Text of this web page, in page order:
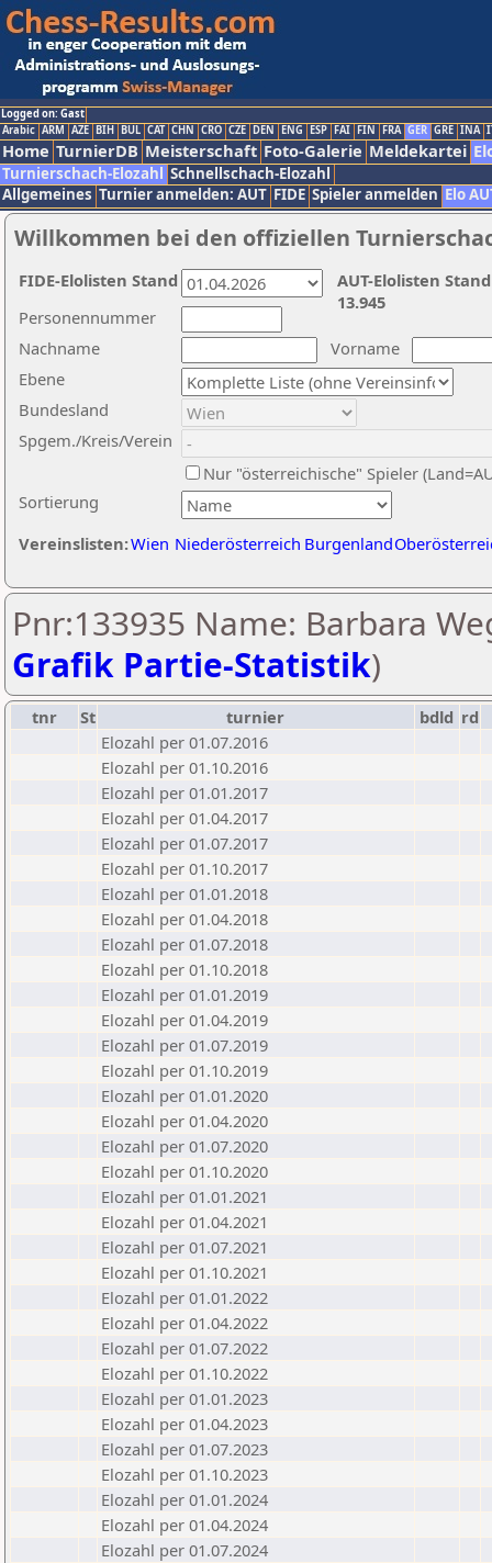
Logged on: Gast
Arabic ARM AZE BIH BUL CAT CHN CRO CZE DEN ENG ESP FAI FIN FRA GER GRE INA
Home TurnierDB Meisterschaft Foto-Galerie Meldekartei
Turnierschach-Elozahl Schnellschach-Elozahl
Allgemeines Turnier anmelden: AUT FIDE Spieler anmelden Elo
Willkommen bei den offiziellen
Nachname
Vorname
Ebene
Sortierung
Personennummer
Bundesland
Spgem./Kreis/Verein
Nur "österreichische" Spieler
Vereinslisten:Wien Niederösterreich Burgenland
AUT-Elolisten
13.945
FIDE-Elolisten Stand
Pnr:133935 Name: Barbara
Grafik Partie-Statistik)
tnr St turnier bdld rd
Elozahl per 01.07.2016
Elozahl per 01.10.2016
Elozahl per 01.01.2017
Elozahl per 01.04.2017
Elozahl per 01.07.2017
Elozahl per 01.10.2017
Elozahl per 01.01.2018
Elozahl per 01.04.2018
Elozahl per 01.07.2018
Elozahl per 01.10.2018
Elozahl per 01.01.2019
Elozahl per 01.04.2019
Elozahl per 01.07.2019
Elozahl per 01.10.2019
Elozahl per 01.01.2020
Elozahl per 01.04.2020
Elozahl per 01.07.2020
Elozahl per 01.10.2020
Elozahl per 01.01.2021
Elozahl per 01.04.2021
Elozahl per 01.07.2021
Elozahl per 01.10.2021
Elozahl per 01.01.2022
Elozahl per 01.04.2022
Elozahl per 01.07.2022
Elozahl per 01.10.2022
Elozahl per 01.01.2023
Elozahl per 01.04.2023
Elozahl per 01.07.2023
Elozahl per 01.10.2023
Elozahl per 01.01.2024
Elozahl per 01.04.2024
Elozahl per 01.07.2024